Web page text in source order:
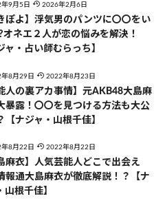
9月5日 2026年2月6日
ぽよ】浮気男のパンツに〇〇をい
オネエ２人が恋の悩みを解決！
ャ・占い師むらっち】
8月29日 2022年8月23日
人の裏アカ事情】元AKB48大島麻
暴露！〇〇を見つける方法も大公
【ナジャ・山根千佳】
8月22日 2022年8月22日
麻衣】人気芸能人どこで出会え
報通大島麻衣が徹底解説！？【ナ
山根千佳】